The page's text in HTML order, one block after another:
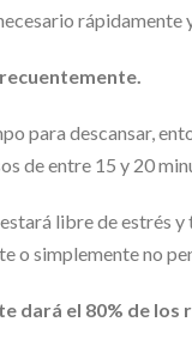
para descansar,
de entre 15 y 20
libre de estrés
o simplemente no
dará el 80% de los